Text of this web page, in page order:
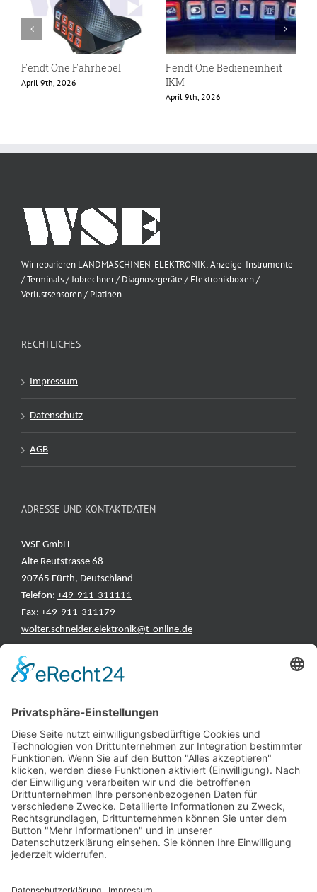
Fendt One Fahrhebel
April 9th, 2026
Fendt One Bedieneinheit
IKM
April 9th, 2026
Wir reparieren LANDMASCHINEN-ELEKTRONIK: Anzeige-Instrumente
/ Terminals / Jobrechner / Diagnosegeräte / Elektronikboxen /
Verlustsensoren / Platinen
RECHTLICHES
Impressum
Datenschutz
AGB
ADRESSE UND KONTAKTDATEN
WSE GmbH
Alte Reutstrasse 68
90765 Fürth, Deutschland
Telefon: +49-911-311111
Fax: +49-911-311179
wolter.schneider.elektronik@t-online.de
INFORMATIONEN
Test & Reparatur
Hersteller
Fehlerliste
Impressum
Datenschutzerklärung
AGB